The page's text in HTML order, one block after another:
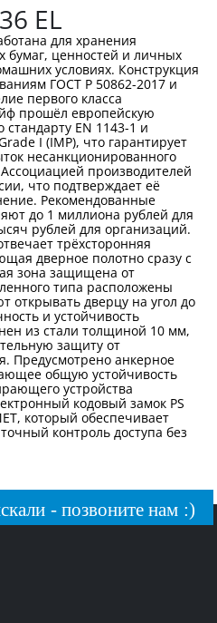
EL
для хранения
бумаг, ценностей и личных
условиях. Конструкция
ГОСТ Р 50862-2017 и
первого класса
прошёл европейскую
EN 1143-1 и
I (IMP), что гарантирует
несанкционированного
производителей
что подтверждает её
Рекомендованные
до 1 миллиона рублей для
рублей для организаций.
трёхсторонняя
дверное полотно сразу с
зона защищена от
типа расположены
открывать дверцу на угол до
и устойчивость
из стали толщиной 10 мм,
защиту от
Предусмотрено анкерное
общую устойчивость
устройства
кодовый замок PS
который обеспечивает
контроль доступа без
- позвоните нам :)